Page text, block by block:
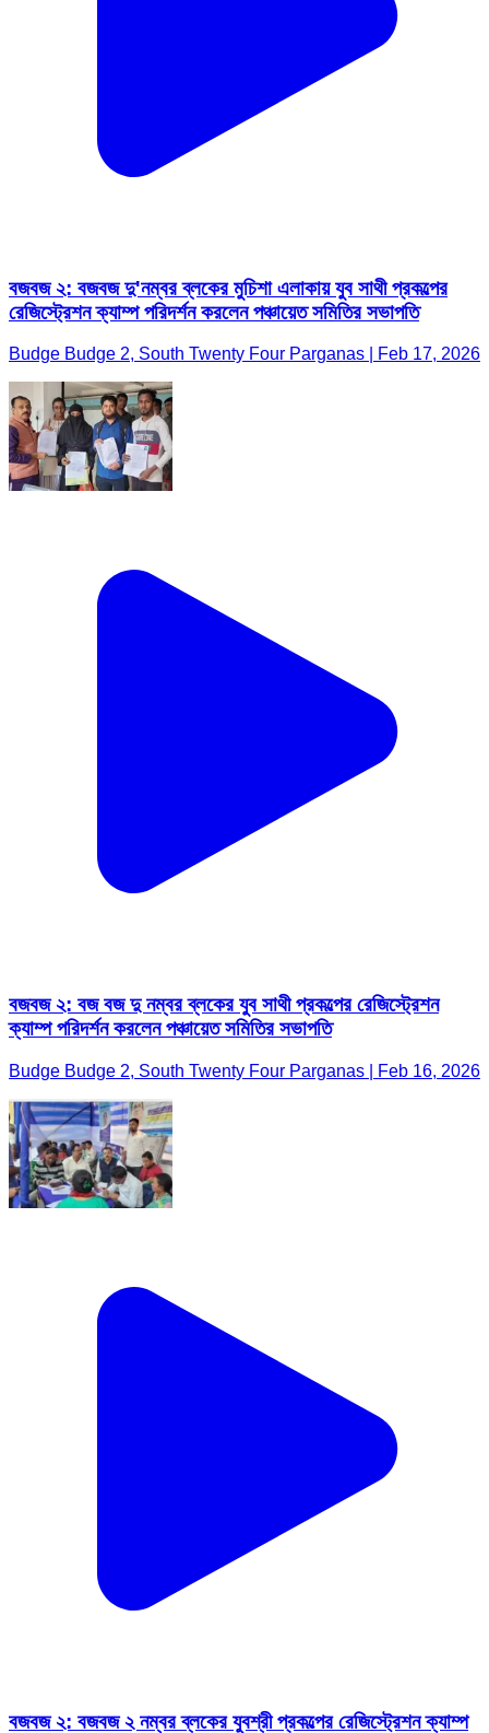
বজবজ ২: বজবজ দু'নম্বর ব্লকের মুচিশা এলাকায় যুব সাথী প্রকল্পের
রেজিস্ট্রেশন ক্যাম্প পরিদর্শন করলেন পঞ্চায়েত সমিতির সভাপতি
Budge Budge 2, South Twenty Four Parganas | Feb 17, 2026
বজবজ ২: বজ বজ দু নম্বর ব্লকের যুব সাথী প্রকল্পের রেজিস্ট্রেশন
ক্যাম্প পরিদর্শন করলেন পঞ্চায়েত সমিতির সভাপতি
Budge Budge 2, South Twenty Four Parganas | Feb 16, 2026
বজবজ ২: বজবজ ২ নম্বর ব্লকের যুবশ্রী প্রকল্পের রেজিস্ট্রেশন ক্যাম্প